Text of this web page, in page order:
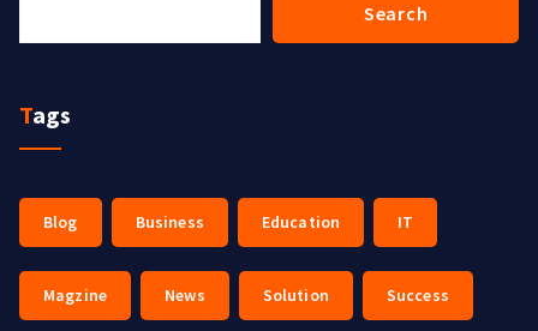
Search
Tags
Blog Business Education IT
Magzine News Solution Success